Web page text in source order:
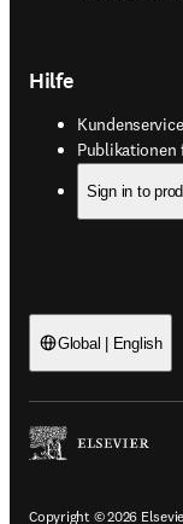
Hilfe
Kundenservice
Publikationen
opens in new
Sign in to
Global | English
Copyright © 2026